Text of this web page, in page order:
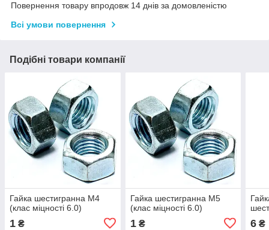
Повернення товару впродовж 14 днів за домовленістю
Всі умови повернення
Подібні товари компанії
Гайка шестигранна М4
(клас міцності 6.0)
1 ₴
Гайка шестигранна М5
(клас міцності 6.0)
1₴ 6 ₴